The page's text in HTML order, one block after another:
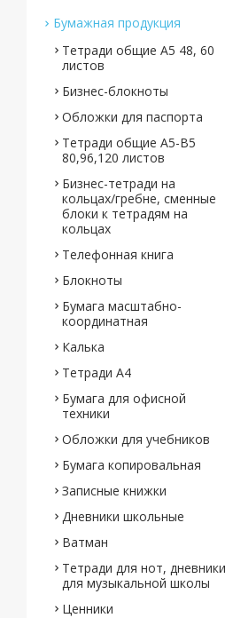
Бумажная продукция
Тетради общие А5 48, 60
листов
Бизнес-блокноты
Обложки для паспорта
Тетради общие А5-B5
80,96,120 листов
Бизнес-тетради на
кольцах/гребне, сменные
блоки к тетрадям на
кольцах
Телефонная книга
Блокноты
Бумага масштабно-
координатная
Калька
Тетради А4
Бумага для офисной
техники
Обложки для учебников
Бумага копировальная
Записные книжки
Дневники школьные
Ватман
Тетради для нот, дневники
для музыкальной школы
Ценники